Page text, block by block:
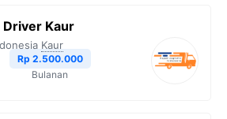
Kaur
Kaur
Rp 2.500.000
Bulanan